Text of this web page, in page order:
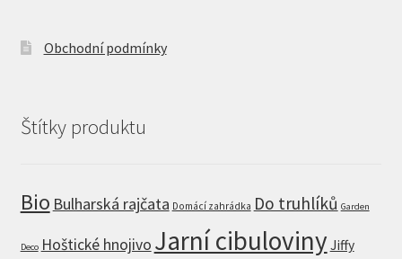
Obchodní podmínky
Štítky produktu
Bio Bulharská rajčata Domácí zahrádka Do truhlíků Garden
Deco Hoštické hnojivo Jarní cibuloviny Jiffy